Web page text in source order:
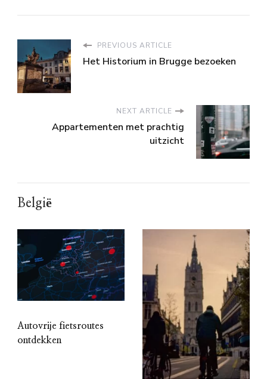
PREVIOUS ARTICLE
Het Historium in Brugge bezoeken
NEXT ARTICLE
Appartementen met prachtig
uitzicht
België
Autovrije fietsroutes
ontdekken